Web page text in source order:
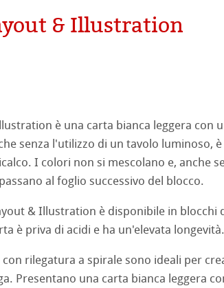
profiliAlbums
Inkjet
Rag
Classici
Pastel
& Illustration
è una carta bianca leggera con
senza l'utilizzo di un tavolo luminoso,
I colori non si mescolano e, anche
al foglio successivo del blocco.
& Illustration è disponibile in blocchi
è priva di acidi e ha un'elevata longevità.
rilegatura a spirale sono ideali per
Presentano una carta bianca leggera